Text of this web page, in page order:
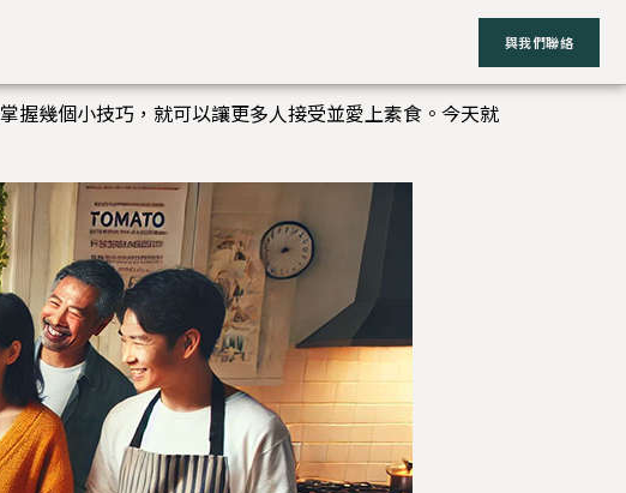
與我們聯絡
握幾個小技巧，就可以讓更多人接受並愛上素食。今天就